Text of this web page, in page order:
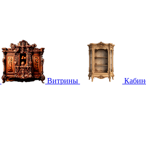
Витрины